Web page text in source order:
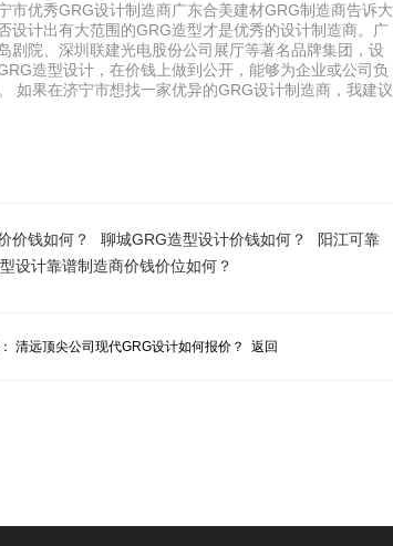
市优秀GRG设计制造商广东合美建材GRG制造商告诉大
设计出有大范围的GRG造型才是优秀的设计制造商。广
剧院、深圳联建光电股份公司展厅等著名品牌集团，设
造型设计，在价钱上做到公开，能够为企业或公司负
如果在济宁市想找一家优异的GRG设计制造商，我建议
价钱如何？ 聊城GRG造型设计价钱如何？
阳江可靠
设计靠谱制造商价钱价位如何？
清远顶尖公司现代GRG设计如何报价？ 返回